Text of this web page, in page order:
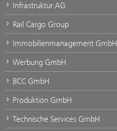
Infrastruktur AG
Rail Cargo Group
Immobilienmanagement GmbH
Werbung GmbH
BCC GmbH
Produktion GmbH
Technische Services GmbH